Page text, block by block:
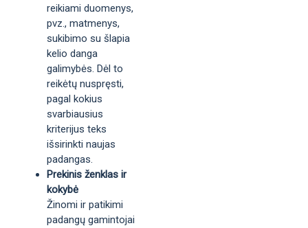
reikiami duomenys,
pvz., matmenys,
sukibimo su šlapia
kelio danga
galimybės. Dėl to
reikėtų nuspręsti,
pagal kokius
svarbiausius
kriterijus teks
išsirinkti naujas
padangas.
Prekinis ženklas ir
kokybė
Žinomi ir patikimi
padangų gamintojai